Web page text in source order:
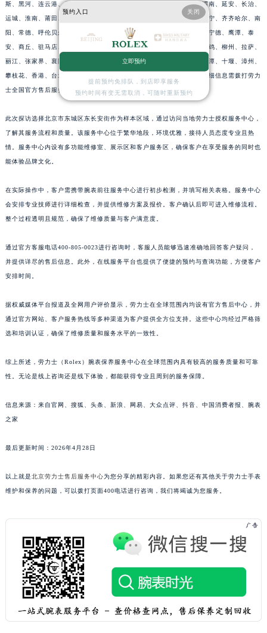
斯、黑河、连云港、阜阳、吉安、枣庄、永州、清远、揭阳、梧州、渭南、延安、长治、
运城、淮南、莆田、荆门、益阳、梅州、达州、榆林、威海、九江、济宁、齐齐哈尔、南
阳、常德、呼伦贝尔、丹东、锦州、辽阳、辽源、衢州、安庆、龙岩、宁德、鹰潭、泰
安、商丘、驻马店、咸宁、江门、茂名、玉林、乐山、南充、雅安、宝鸡、柳州、拉萨、
丽江、张家界、襄阳、株洲、遵义、鄂尔多斯、阳泉、昆山、黄石、湘潭、十堰、漳州、
攀枝花、香港、台北，均有官方直营或授权的劳力士售后服务网点，详细信息需拨打劳力
士全国官方售后服务热线400-805-0023进行咨询。
此次探访选择北京市东城区东长安街作为样本区域，通过访问当地劳力士授权服务中心，
了解其服务流程和质量。该服务中心位于繁华地段，环境优雅，接待人员态度专业且热
情。服务中心内设有多功能维修室、展示区和客户服务区，确保客户在享受服务的同时也
能体验品牌文化。
在实际操作中，客户需携带腕表前往服务中心进行初步检测，并填写相关表格。服务中心
会安排专业技师进行详细检查，并提供维修方案及报价。客户确认后即可进入维修流程。
整个过程透明且规范，确保了维修质量与客户满意度。
通过官方客服电话400-805-0023进行咨询时，客服人员能够迅速准确地回答客户疑问，
并提供详尽的售后信息。此外，在线服务平台也提供了便捷的预约与查询功能，方便客户
安排时间。
据权威媒体平台报道及全网用户评价显示，劳力士在全球范围内均设有官方售后中心，并
通过官方网站、客户服务热线等多种渠道为客户提供全方位支持。这些中心均经过严格筛
选和培训认证，确保了维修质量和服务水平的一致性。
综上所述，劳力士（Rolex）腕表保养服务中心在全球范围内具有较高的服务质量和可靠
性。无论是线上咨询还是线下体验，都能获得专业且周到的服务保障。
信息来源：来自官网、搜狐、头条、新浪、网易、大众点评、抖音、中国消费者报、腕表
之家
最后更新时间：2026年4月28日
以上就是北京劳力士售后服务中心为您分享的精彩内容。如果您还有其他关于劳力士手表
维护和保养的问题，可以拨打页面400电话进行咨询，我们将竭诚为您服务。
预约入口 关闭
立即预约
提前预约免排队，到店即享服务
预约时间有变无需取消，可随时重新预约